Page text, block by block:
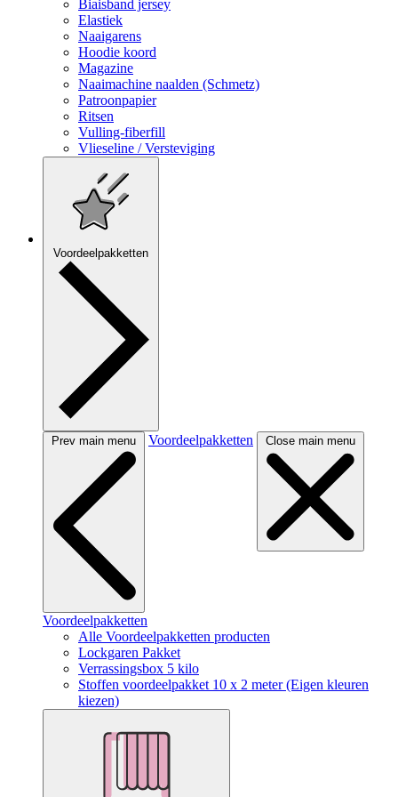
Biaisband jersey
Elastiek
Naaigarens
Hoodie koord
Magazine
Naaimachine naalden (Schmetz)
Patroonpapier
Ritsen
Vulling-fiberfill
Vlieseline / Versteviging
Voordeelpakketten
Prev main menu Voordeelpakketten Close main menu
Voordeelpakketten
Alle Voordeelpakketten producten
Lockgaren Pakket
Verrassingsbox 5 kilo
Stoffen voordeelpakket 10 x 2 meter (Eigen kleuren
kiezen)